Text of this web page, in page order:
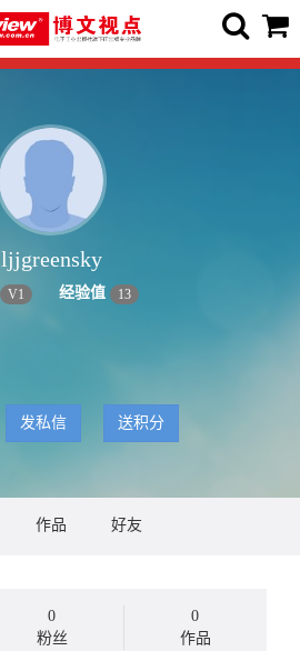
ljjgreensky
V1 经验值 13
发私信 送积分
作品 好友
0
粉丝
0
作品